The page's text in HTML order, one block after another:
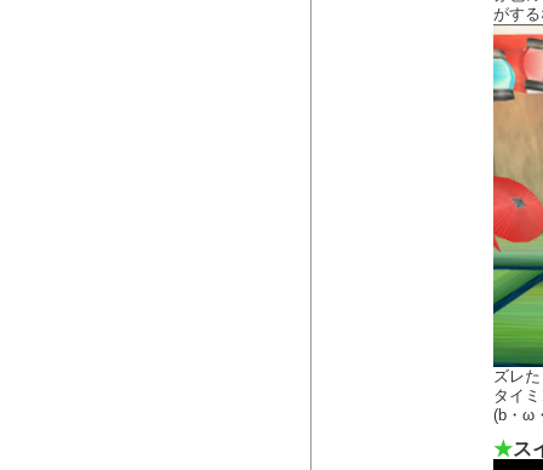
がす
ズレ
タイ
(b・ω
★ス